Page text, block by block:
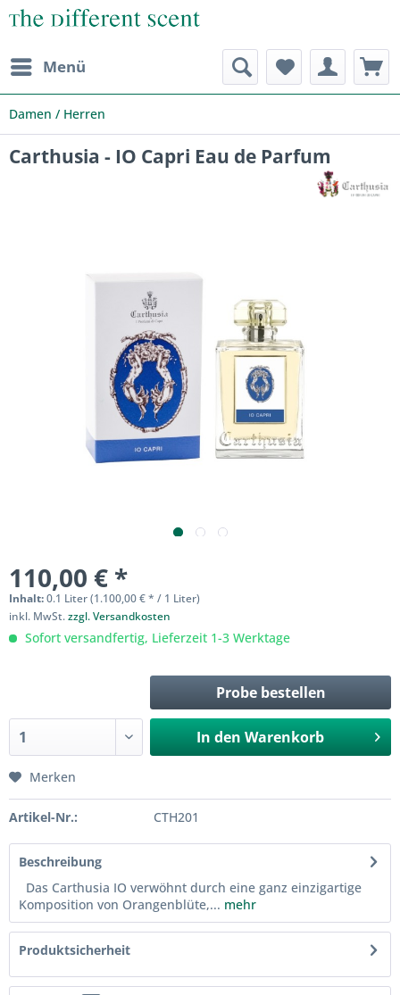
Menü
Damen / Herren
Carthusia - IO Capri Eau de Parfum
110,00 € *
Inhalt:0.1 Liter (1.100,00 € * / 1 Liter)
inkl. MwSt.zzgl. Versandkosten
Sofort versandfertig, Lieferzeit 1-3 Werktage
Probe bestellen
In den Warenkorb
Merken
Artikel-Nr.: CTH201
Beschreibung
Das Carthusia IO verwöhnt durch eine ganz einzigartige
Komposition von Orangenblüte,... mehr
Produktsicherheit